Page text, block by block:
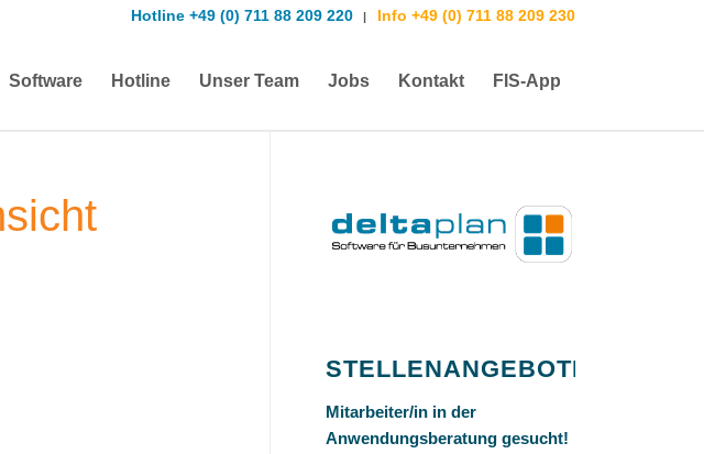
Hotline +49 (0) 711 88 209 220| Info +49 (0) 711 88 209 230
Software Hotline Unser Team Jobs Kontakt FIS-App
STELLENANGEBOTE
Mitarbeiter/in in der
Anwendungsberatung gesucht!